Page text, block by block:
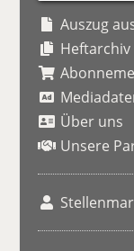
Auszug
Heftarchiv
Über uns
Unsere